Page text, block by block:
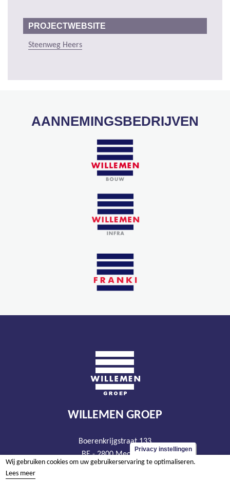
PROJECTWEBSITE
Steenweg Heers
AANNEMINGSBEDRIJVEN
WILLEMEN GROEP
Boerenkrijgstraat 133
BE - 2800 Mechelen
tel +32 15 569 965
Privacy instellingen
Wij gebruiken cookies om uw gebruikerservaring te optimaliseren.
Lees meer